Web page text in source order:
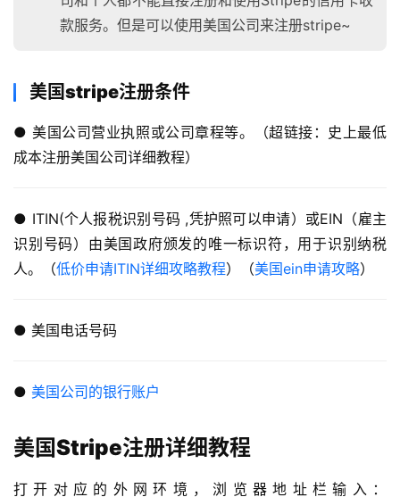
款服务。但是可以使用美国公司来注册stripe~
美国stripe注册条件
● 美国公司营业执照或公司章程等。（超链接：史上最低
成本注册美国公司详细教程）
● ITIN(个人报税识别号码 ,凭护照可以申请）或EIN（雇主
识别号码）由美国政府颁发的唯一标识符，用于识别纳税
人。（低价申请ITIN详细攻略教程）（美国ein申请攻略）
● 美国电话号码
● 美国公司的银行账户
美国Stripe注册详细教程
打开对应的外网环境，浏览器地址栏输入：